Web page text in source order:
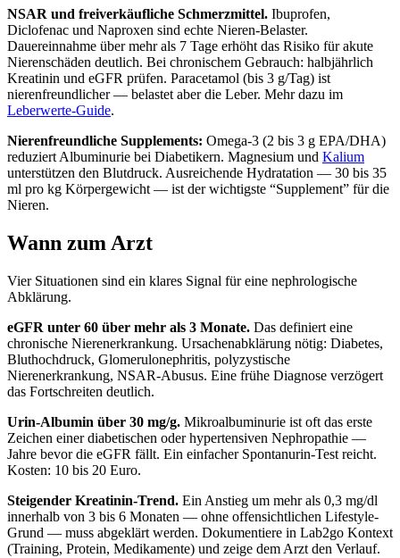
NSAR und freiverkäufliche Schmerzmittel. Ibuprofen,
Diclofenac und Naproxen sind echte Nieren-Belaster.
Dauereinnahme über mehr als 7 Tage erhöht das Risiko für akute
Nierenschäden deutlich. Bei chronischem Gebrauch: halbjährlich
Kreatinin und eGFR prüfen. Paracetamol (bis 3 g/Tag) ist
nierenfreundlicher — belastet aber die Leber. Mehr dazu im
Leberwerte-Guide.
Nierenfreundliche Supplements: Omega-3 (2 bis 3 g EPA/DHA)
reduziert Albuminurie bei Diabetikern. Magnesium und Kalium
unterstützen den Blutdruck. Ausreichende Hydratation — 30 bis 35
ml pro kg Körpergewicht — ist der wichtigste “Supplement” für die
Nieren.
Wann zum Arzt
Vier Situationen sind ein klares Signal für eine nephrologische
Abklärung.
eGFR unter 60 über mehr als 3 Monate. Das definiert eine
chronische Nierenerkrankung. Ursachenabklärung nötig: Diabetes,
Bluthochdruck, Glomerulonephritis, polyzystische
Nierenerkrankung, NSAR-Abusus. Eine frühe Diagnose verzögert
das Fortschreiten deutlich.
Urin-Albumin über 30 mg/g. Mikroalbuminurie ist oft das erste
Zeichen einer diabetischen oder hypertensiven Nephropathie —
Jahre bevor die eGFR fällt. Ein einfacher Spontanurin-Test reicht.
Kosten: 10 bis 20 Euro.
Steigender Kreatinin-Trend. Ein Anstieg um mehr als 0,3 mg/dl
innerhalb von 3 bis 6 Monaten — ohne offensichtlichen Lifestyle-
Grund — muss abgeklärt werden. Dokumentiere in Lab2go Kontext
(Training, Protein, Medikamente) und zeige dem Arzt den Verlauf.